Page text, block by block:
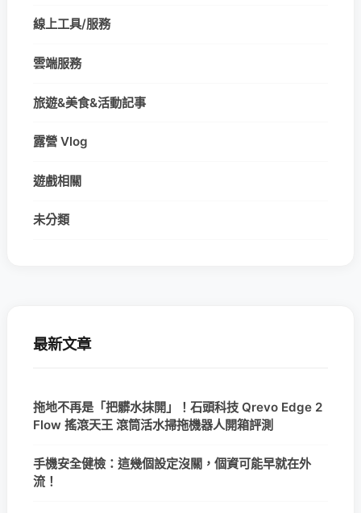
線上工具/服務
雲端服務
旅遊&美食&活動記事
露營 Vlog
遊戲相關
未分類
最新文章
拖地不再是「把髒水抹開」！石頭科技 Qrevo Edge 2
Flow 搖滾天王 滾筒活水掃拖機器人開箱評測
手機安全健檢：這幾個設定沒關，個資可能早就在外
流！